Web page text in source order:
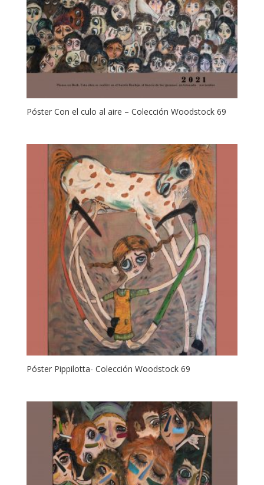
Póster Con el culo al aire – Colección Woodstock 69
Póster Pippilotta- Colección Woodstock 69